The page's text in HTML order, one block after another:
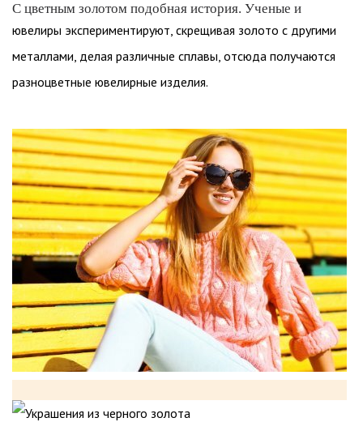
С цветным золотом подобная история. Ученые и
ювелиры экспериментируют, скрещивая золото с другими
металлами, делая различные сплавы, отсюда получаются
разноцветные ювелирные изделия.